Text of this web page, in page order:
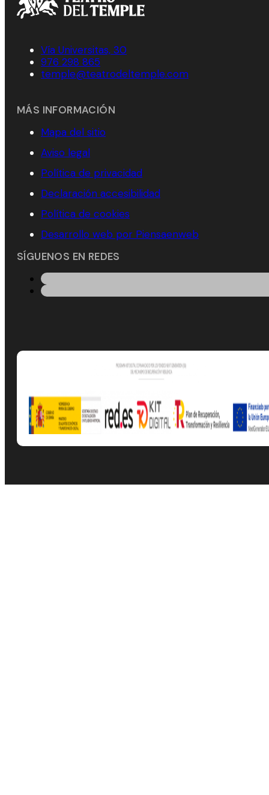
Vía Universitas, 30
976 298 865
temple@teatrodeltemple.com
MÁS INFORMACIÓN
Mapa del sitio
Aviso legal
Política de privacidad
Declaración accesibilidad
Política de cookies
Desarrollo web por Piensaenweb
SÍGUENOS EN REDES